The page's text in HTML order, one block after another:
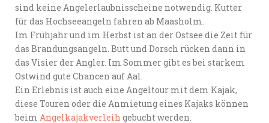
sind keine Angelerlaubnisscheine notwendig. Kutter
für das Hochseeangeln fahren ab Maasholm.
Im Frühjahr und im Herbst ist an der Ostsee die Zeit für
das Brandungsangeln. Butt und Dorsch rücken dann in
das Visier der Angler. Im Sommer gibt es bei starkem
Ostwind gute Chancen auf Aal.
Ein Erlebnis ist auch eine Angeltour mit dem Kajak,
diese Touren oder die Anmietung eines Kajaks können
beim Angelkajakverleih gebucht werden.